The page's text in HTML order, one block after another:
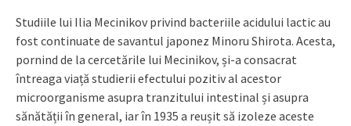
Studiile lui Ilia Mecinikov privind bacteriile acidului lactic au
fost continuate de savantul japonez Minoru Shirota. Acesta,
pornind de la cercetările lui Mecinikov, și-a consacrat
întreaga viață studierii efectului pozitiv al acestor
microorganisme asupra tranzitului intestinal și asupra
sănătății în general, iar în 1935 a reușit să izoleze aceste